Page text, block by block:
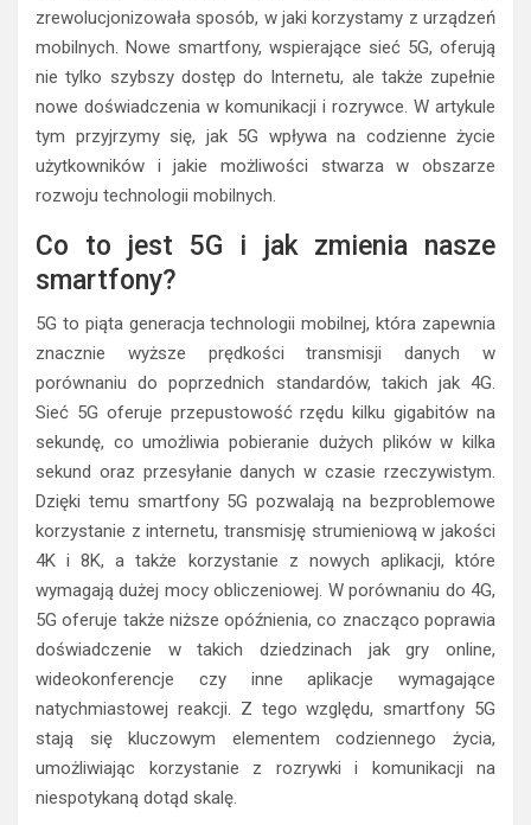
zrewolucjonizowała sposób, w jaki korzystamy z urządzeń
mobilnych. Nowe smartfony, wspierające sieć 5G, oferują
nie tylko szybszy dostęp do Internetu, ale także zupełnie
nowe doświadczenia w komunikacji i rozrywce. W artykule
tym przyjrzymy się, jak 5G wpływa na codzienne życie
użytkowników i jakie możliwości stwarza w obszarze
rozwoju technologii mobilnych.
Co to jest 5G i jak zmienia nasze
smartfony?
5G to piąta generacja technologii mobilnej, która zapewnia
znacznie wyższe prędkości transmisji danych w
porównaniu do poprzednich standardów, takich jak 4G.
Sieć 5G oferuje przepustowość rzędu kilku gigabitów na
sekundę, co umożliwia pobieranie dużych plików w kilka
sekund oraz przesyłanie danych w czasie rzeczywistym.
Dzięki temu smartfony 5G pozwalają na bezproblemowe
korzystanie z internetu, transmisję strumieniową w jakości
4K i 8K, a także korzystanie z nowych aplikacji, które
wymagają dużej mocy obliczeniowej. W porównaniu do 4G,
5G oferuje także niższe opóźnienia, co znacząco poprawia
doświadczenie w takich dziedzinach jak gry online,
wideokonferencje czy inne aplikacje wymagające
natychmiastowej reakcji. Z tego względu, smartfony 5G
stają się kluczowym elementem codziennego życia,
umożliwiając korzystanie z rozrywki i komunikacji na
niespotykaną dotąd skalę.